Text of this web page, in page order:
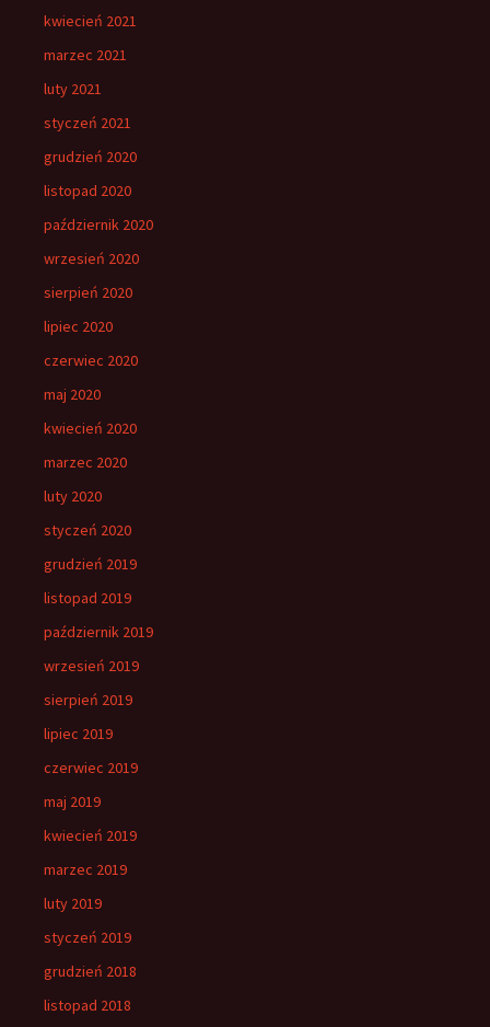
kwiecień 2021
marzec 2021
luty 2021
styczeń 2021
grudzień 2020
listopad 2020
październik 2020
wrzesień 2020
sierpień 2020
lipiec 2020
czerwiec 2020
maj 2020
kwiecień 2020
marzec 2020
luty 2020
styczeń 2020
grudzień 2019
listopad 2019
październik 2019
wrzesień 2019
sierpień 2019
lipiec 2019
czerwiec 2019
maj 2019
kwiecień 2019
marzec 2019
luty 2019
styczeń 2019
grudzień 2018
listopad 2018